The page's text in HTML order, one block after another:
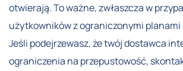
otwierają. To ważne, zwłaszcza w
użytkowników z ograniczonymi planami
Jeśli podejrzewasz, że twój dostawca
ograniczenia na przepustowość,